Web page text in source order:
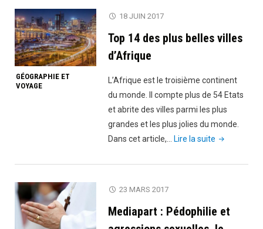
Macron
africains
de
sauvages"
GÉOGRAPHIE ET
VOYAGE
18 JUIN 2017
Top 14 des plus belles villes
d’Afrique
L’Afrique est le troisième continent
du monde. Il compte plus de 54 Etats
et abrite des villes parmi les plus
grandes et les plus jolies du monde.
Dans cet article,…
Lire la suite "Top
des
villes
d’Afrique"
23 MARS 2017
Mediapart : Pédophilie et